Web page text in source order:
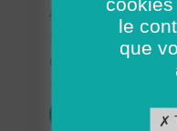
Auxiliaire de vie (H/
56 - Morbihan
le
que